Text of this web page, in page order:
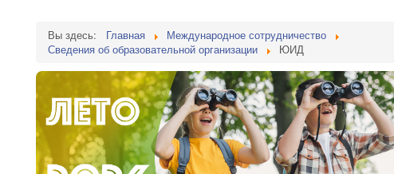
Вы здесь: Главная
Международное сотрудничество
Сведения об образовательной организации
ЮИД